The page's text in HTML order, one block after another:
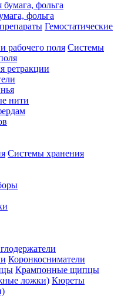
фольга
Гемостатические
Системы
ретракции
нити
Системы хранения
Коронкосниматели
Крампонные щипцы
Кюреты